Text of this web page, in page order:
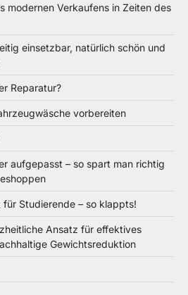
modernen Verkaufens in Zeiten des
einsetzbar, natürlich schön und
Reparatur?
vorbereiten
aufgepasst – so spart man richtig
Studierende – so klappts!
Ansatz für effektives
Gewichtsreduktion